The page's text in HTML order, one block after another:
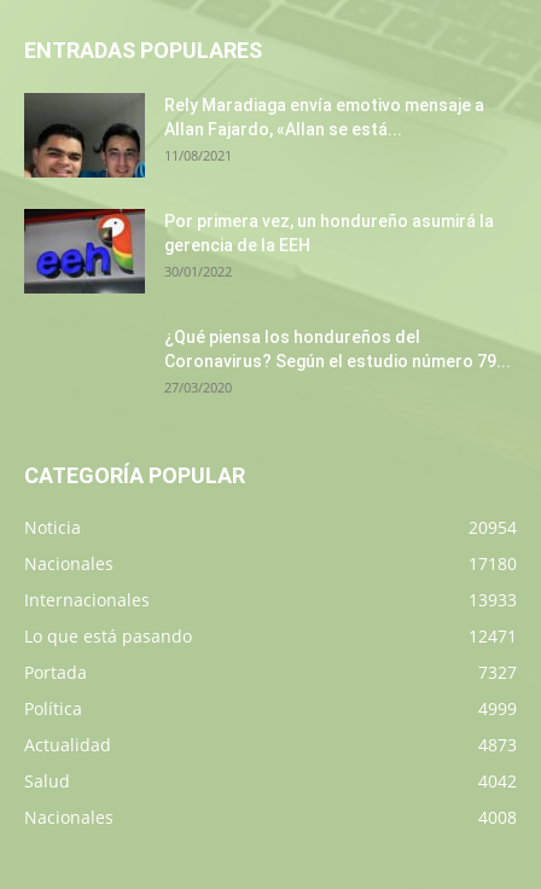
ENTRADAS POPULARES
Rely Maradiaga envía emotivo mensaje a
Allan Fajardo, «Allan se está...
11/08/2021
Por primera vez, un hondureño asumirá la
gerencia de la EEH
30/01/2022
¿Qué piensa los hondureños del
Coronavirus? Según el estudio número 79...
27/03/2020
CATEGORÍA POPULAR
Noticia
20954
Nacionales
17180
Internacionales
13933
Lo que está pasando
12471
Portada
7327
Política
4999
Actualidad
4873
Salud
4042
Nacionales
4008